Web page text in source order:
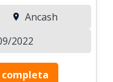
Ancash
2022
completa